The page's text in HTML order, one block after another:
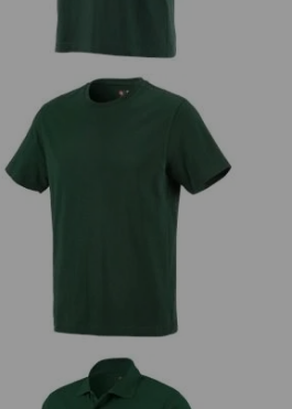
e.s. t-shirt cotton